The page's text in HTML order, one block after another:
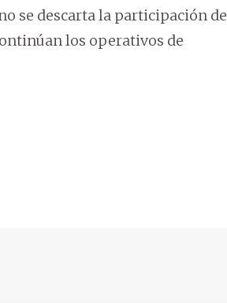
se descarta la participación de
los operativos de